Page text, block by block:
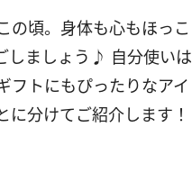
の頃。身体も心もほっこ
しましょう♪ 自分使いは
フトにもぴったりなアイ
分けてご紹介します！